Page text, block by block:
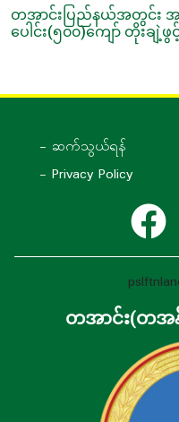
တအာင်းပြည်နယ်အတွင်း အခ
ပေါင်း(၅၀၀)ကျော် တိုးခ
- ဆက်သွယ်ရန်
- Privacy Policy
တအာင်း(တအ